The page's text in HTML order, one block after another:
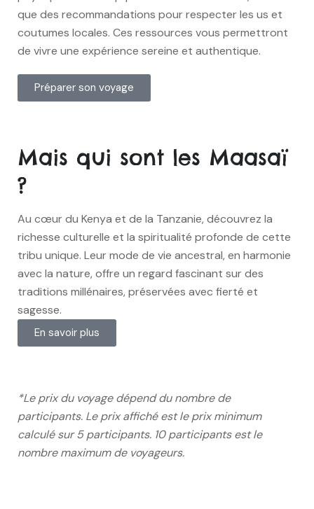
que des recommandations pour respecter les us et
coutumes locales. Ces ressources vous permettront
de vivre une expérience sereine et authentique.
Préparer son voyage
Mais qui sont les Maasaï
?
Au cœur du Kenya et de la Tanzanie, découvrez la
richesse culturelle et la spiritualité profonde de cette
tribu unique. Leur mode de vie ancestral, en harmonie
avec la nature, offre un regard fascinant sur des
traditions millénaires, préservées avec fierté et
sagesse.​
En savoir plus
*Le prix du voyage dépend du nombre de
participants. Le prix affiché est le prix minimum
calculé sur 5participants. 10 participants est le
nombre maximum de voyageurs.